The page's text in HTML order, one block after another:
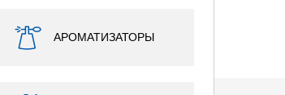
АРОМАТИЗАТОРЫ